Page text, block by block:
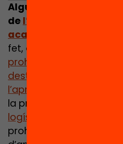
Alguns estudis
del’ús del mòbil sobre
acadèmic es pot
fet, a Nova York van
prohibició
destacat un impacte
l’aprenentatge gràcies
la prohibició
logísticament
: ‘’A les
prohibit, s’utilitza el